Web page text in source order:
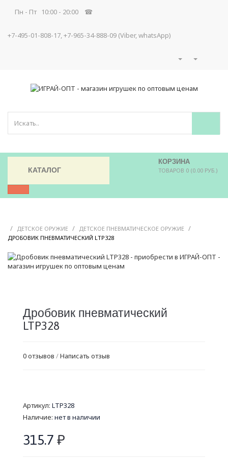
Пн - Пт 10:00 - 20:00 ☎
+7-495-01-808-17, +7-965-34-888-09 (Viber, whatsApp)
КОРЗИНА
ТОВАРОВ 0 (0.00 РУБ.)
КАТАЛОГ
/ ДЕТСКОЕ ОРУЖИЕ / ДЕТСКОЕ ПНЕВМАТИЧЕСКОЕ ОРУЖИЕ /
ДРОБОВИК ПНЕВМАТИЧЕСКИЙ LTP328
Дробовик пневматический
LTP328
0 отзывов /Написать отзыв
Артикул: LTP328
Наличие: нет в наличии
315.7 ₽